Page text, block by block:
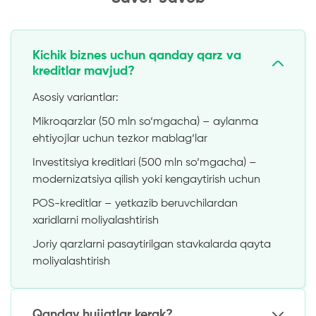
Kichik biznes uchun qanday qarz va
kreditlar mavjud?
Asosiy variantlar:
Mikroqarzlar (50 mln so‘mgacha) – aylanma
ehtiyojlar uchun tezkor mablag‘lar
Investitsiya kreditlari (500 mln so‘mgacha) –
modernizatsiya qilish yoki kengaytirish uchun
POS-kreditlar – yetkazib beruvchilardan
xaridlarni moliyalashtirish
Joriy qarzlarni pasaytirilgan stavkalarda qayta
moliyalashtirish